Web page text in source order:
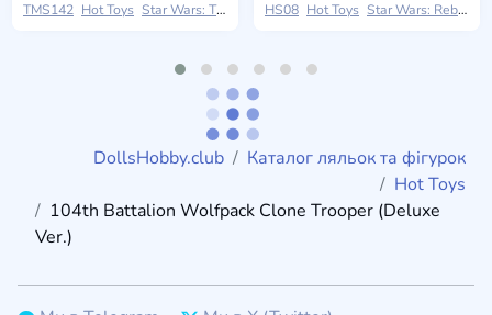
TMS142 Hot Toys Star Wars: The Clone Wars
HS08 Hot Toys Star Wars: Rebels
DollsHobby.club
Каталог ляльок та фігурок
Hot Toys
104th Battalion Wolfpack Clone Trooper (Deluxe
Ver.)